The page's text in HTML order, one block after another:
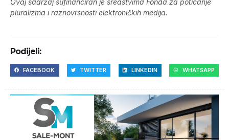
Ovaj sadržaj sufinanciran je sredstvima Fonda za poticanje
pluralizma i raznovrsnosti elektroničkih medija.
Podijeli:
FACEBOOK TWITTER LINKEDIN WHATSAPP